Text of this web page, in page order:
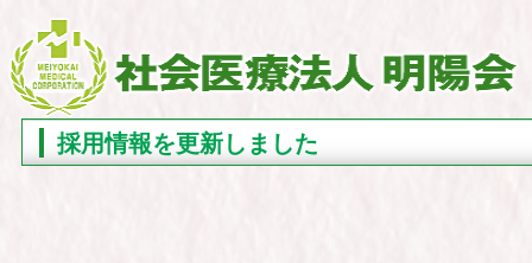
採用情報を更新しました